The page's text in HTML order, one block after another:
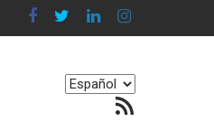
Elegir
Feed RSS